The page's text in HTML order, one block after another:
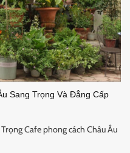
Sang Trọng Và Đẳng Cấp
Cafe phong cách Châu Âu